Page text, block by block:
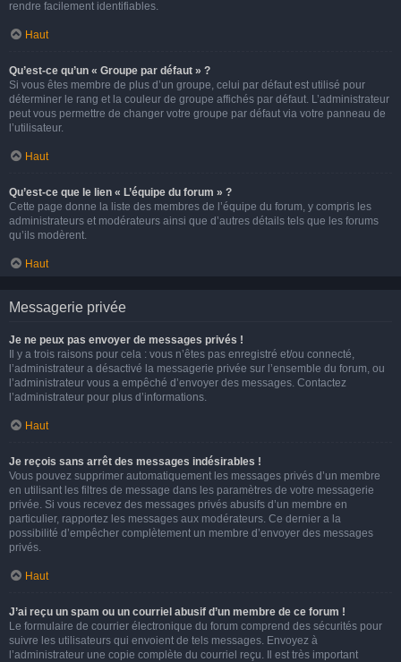
rendre facilement identifiables.
Haut
Qu’est-ce qu’un « Groupe par défaut » ?
Si vous êtes membre de plus d’un groupe, celui par défaut est utilisé pour
déterminer le rang et la couleur de groupe affichés par défaut. L’administrateur
peut vous permettre de changer votre groupe par défaut via votre panneau de
l’utilisateur.
Haut
Qu’est-ce que le lien « L’équipe du forum » ?
Cette page donne la liste des membres de l’équipe du forum, y compris les
administrateurs et modérateurs ainsi que d’autres détails tels que les forums
qu’ils modèrent.
Haut
Messagerie privée
Je ne peux pas envoyer de messages privés !
Il y a trois raisons pour cela : vous n’êtes pas enregistré et/ou connecté,
l’administrateur a désactivé la messagerie privée sur l’ensemble du forum, ou
l’administrateur vous a empêché d’envoyer des messages. Contactez
l’administrateur pour plus d’informations.
Haut
Je reçois sans arrêt des messages indésirables !
Vous pouvez supprimer automatiquement les messages privés d’un membre
en utilisant les filtres de message dans les paramètres de votre messagerie
privée. Si vous recevez des messages privés abusifs d’un membre en
particulier, rapportez les messages aux modérateurs. Ce dernier a la
possibilité d’empêcher complètement un membre d’envoyer des messages
privés.
Haut
J’ai reçu un spam ou un courriel abusif d’un membre de ce forum !
Le formulaire de courrier électronique du forum comprend des sécurités pour
suivre les utilisateurs qui envoient de tels messages. Envoyez à
l’administrateur une copie complète du courriel reçu. Il est très important